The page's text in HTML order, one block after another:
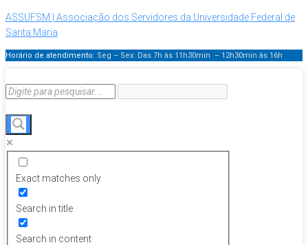
ASSUFSM | Associação dos Servidores da Universidade Federal de
Santa Maria
Horário de atendimento: Seg – Sex: Das 7h às 11h30min – 12h30min às 16h
Exact matches only
Search in title
Search in content